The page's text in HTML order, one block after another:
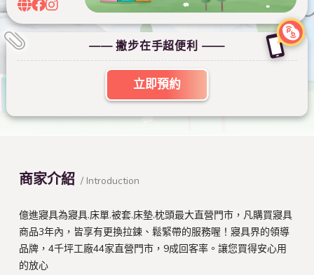
—— 撇步在手超便利 ——
立即預約
商家介紹 / Introduction
億進寢具為寢具.床單.被套.床墊.枕頭最大直營門市，凡購買寢具
商品3年內，皆享有更換拉鍊、鬆緊帶的服務喔！寢具界的領導
品牌，4千坪工廠44家直營門市，9成回客率。讓您買得安心用
的放心